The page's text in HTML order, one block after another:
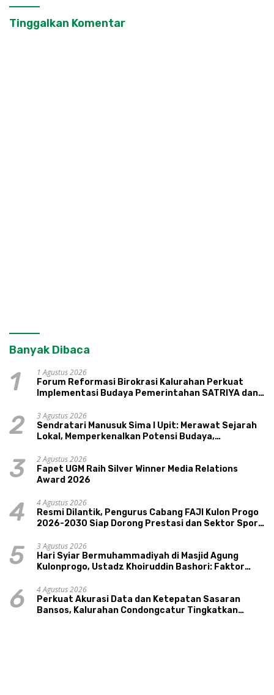
Tinggalkan Komentar
Banyak Dibaca
1
1 Agustus 2026
Forum Reformasi Birokrasi Kalurahan Perkuat
Implementasi Budaya Pemerintahan SATRIYA dan
2
3 Agustus 2026
Sendratari Manusuk Sima I Upit: Merawat Sejarah
Lokal, Memperkenalkan Potensi Budaya,
3
2 Agustus 2026
Fapet UGM Raih Silver Winner Media Relations
Award 2026
4
4 Agustus 2026
Resmi Dilantik, Pengurus Cabang FAJI Kulon Progo
2026-2030 Siap Dorong Prestasi dan Sektor Sport
5
3 Agustus 2026
Hari Syiar Bermuhammadiyah di Masjid Agung
Kulonprogo, Ustadz Khoiruddin Bashori: Faktor
6
4 Agustus 2026
Perkuat Akurasi Data dan Ketepatan Sasaran
Bansos, Kalurahan Condongcatur Tingkatkan